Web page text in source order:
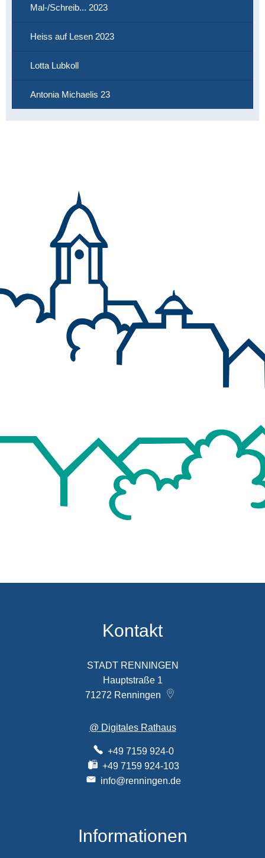
Mal-/Schreib... 2023
Heiss auf Lesen 2023
Lotta Lubkoll
Antonia Michaelis 23
Kontakt
STADT RENNINGEN
Hauptstraße 1
71272 Renningen
@ Digitales Rathaus
+49 7159 924-0
+49 7159 924-103
info@renningen.de
Informationen